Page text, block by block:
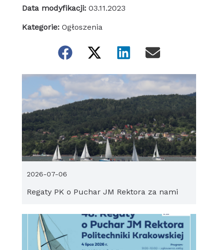
Data modyfikacji: 03.11.2023
Kategorie: Ogłoszenia
Regaty PK o Puchar JM Rektora za nami
2026-07-06